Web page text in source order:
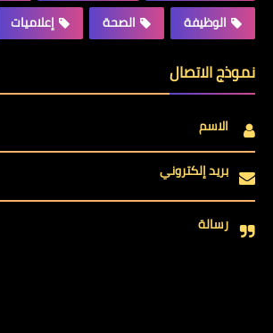
الوظيفة
الصحة إعلاميات
نموذج الاتصال
الاسم
بريد إلكتروني
رسالة